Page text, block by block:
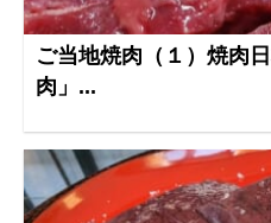
ご当地焼肉（１）焼肉
肉」...